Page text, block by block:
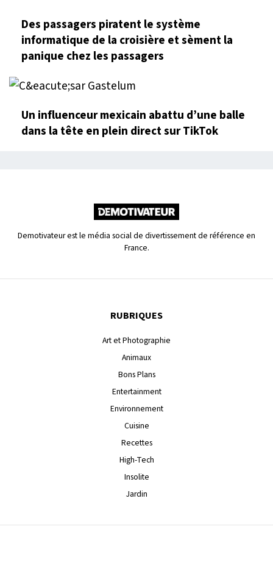
Des passagers piratent le système
informatique de la croisière et sèment la
panique chez les passagers
Un influenceur mexicain abattu d’une balle
dans la tête en plein direct sur TikTok
Demotivateur est le média social de divertissement de référence en
France.
RUBRIQUES
Art et Photographie
Animaux
Bons Plans
Entertainment
Environnement
Cuisine
Recettes
High-Tech
Insolite
Jardin